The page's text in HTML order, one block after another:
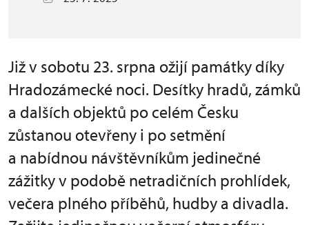
Již v sobotu 23. srpna ožijí památky díky
Hradozámecké noci. Desítky hradů, zámků
a dalších objektů po celém Česku
zůstanou otevřeny i po setmění
a nabídnou návštěvníkům jedinečné
zážitky v podobě netradičních prohlídek,
večera plného příběhů, hudby a divadla.